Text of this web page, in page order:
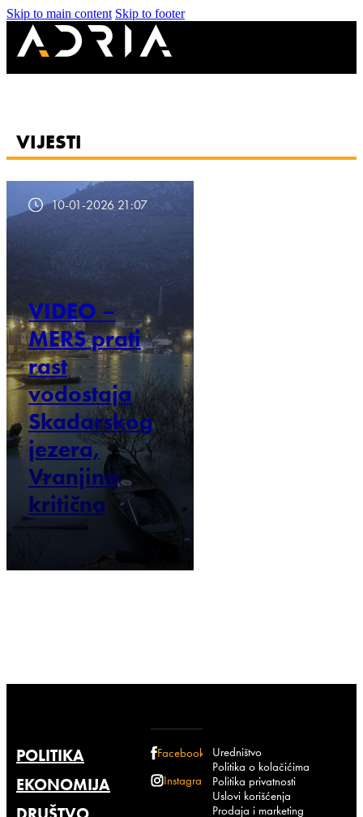
Skip to main content Skip to footer
VIJESTI
10-01-2026 21:07
VIDEO –
MERS prati
rast
vodostaja
Skadarskog
jezera,
Vranjina
kritična
POLITIKA
EKONOMIJA
Facebook
Instagram
Uredništvo
Politika o kolačićima
Politika privatnosti
Uslovi korišćenja
Prodaja i marketing